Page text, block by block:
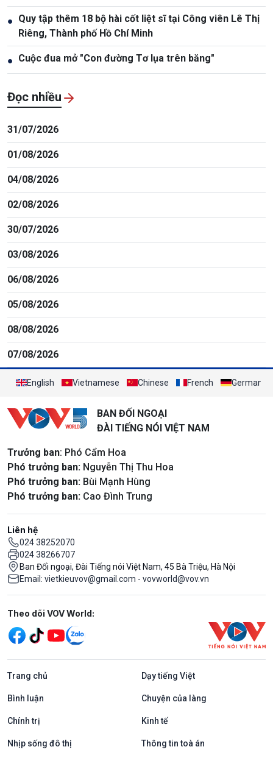
● Quy tập thêm 18 bộ hài cốt liệt sĩ tại Công viên Lê Thị
Riêng, Thành phố Hồ Chí Minh
● Cuộc đua mở "Con đường Tơ lụa trên băng"
Đọc nhiều
31/07/2026
01/08/2026
04/08/2026
02/08/2026
30/07/2026
03/08/2026
06/08/2026
05/08/2026
08/08/2026
07/08/2026
English Vietnamese Chinese French German
BAN ĐỐI NGOẠI
ĐÀI TIẾNG NÓI VIỆT NAM
Trưởng ban: Phó Cẩm Hoa
Phó trưởng ban: Nguyễn Thị Thu Hoa
Phó trưởng ban: Bùi Mạnh Hùng
Phó trưởng ban: Cao Đình Trung
Liên hệ
024 38252070
024 38266707
Ban Đối ngoại, Đài Tiếng nói Việt Nam, 45 Bà Triệu, Hà Nội
Email: vietkieuvov@gmail.com - vovworld@vov.vn
Mạng xã hội
Theo dõi VOV World:
Trang chủ Dạy tiếng Việt
Bình luận Chuyện của làng
Chính trị Kinh tế
Nhịp sống đô thị Thông tin toà án